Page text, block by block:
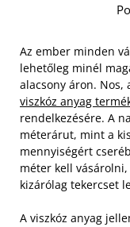
Az ember minden
lehetőleg minél
alacsony áron. Nos,
viszkóz anyag
rendelkezésére. A
méterárut, mint a
mennyiségért
méter kell
kizárólag tekercset
A viszkóz anyag